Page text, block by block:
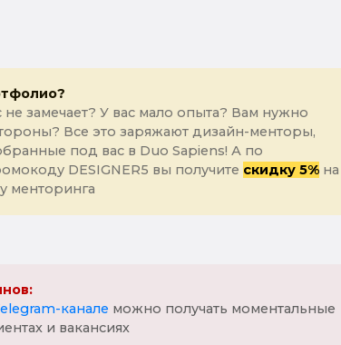
не замечает? У вас мало опыта? Вам нужно
Все это заряжают дизайн-менторы,
под вас в Duo Sapiens! А по
DESIGNER5 вы получите скидку 5%на
менторинга
канале можно получать моментальные
и вакансиях